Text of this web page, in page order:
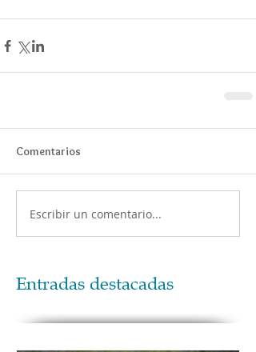
Comentarios
Escribir un comentario...
Entradas destacadas